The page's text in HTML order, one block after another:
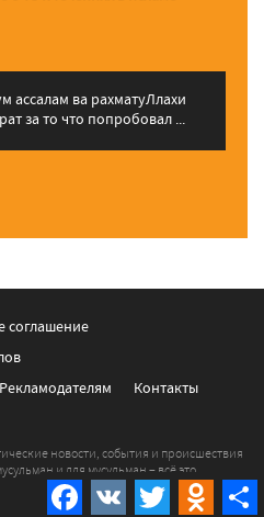
за то что попробовал ...
Facebook
VK Twitter
соглашение
Рекламодателям Контакты
новости, события и происшествия
и для мусульман – всё это